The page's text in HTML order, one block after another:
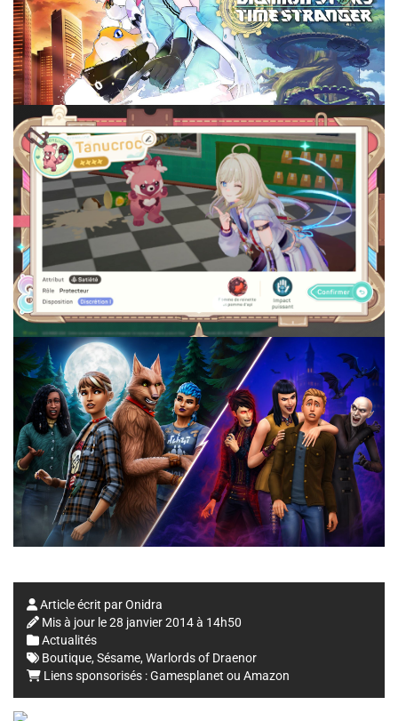
Article écrit parOnidra
Mis à jour le28 janvier 2014 à 14h50
Actualités
Boutique, Sésame, Warlords of Draenor
Liens sponsorisés :Gamesplanet ou Amazon